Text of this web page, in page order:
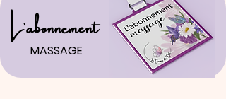
L'abonnement
MASSAGE